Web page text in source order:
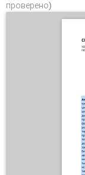
проверено)